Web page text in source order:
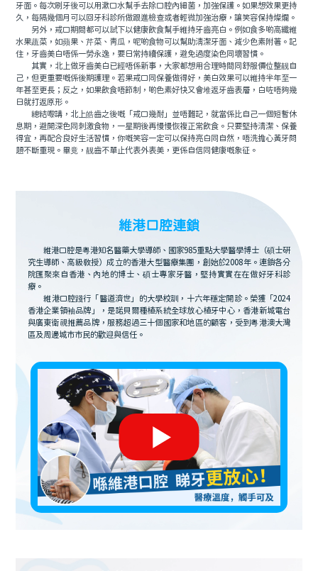
牙面。每次刷牙後可以用漱口水幫手去除口腔內細菌，加強保護。如果想效果更持
久，每隔幾個月可以回牙科診所做跟進檢查或者輕微加強治療，讓笑容保持燦爛。
另外，戒口期間都可以試下以健康飲食幫手維持牙齒亮白。例如食多啲高纖維
水果蔬菜，如蘋果、芹菜、青瓜，呢啲食物可以幫助清潔牙面、減少色素附著。記
住，牙齒美白唔係一勞永逸，要日常持續保護，避免過度染色同壞習慣。
其實，北上做牙齒美白已經唔係新事，大家都想用合理時間同舒服價位整靓自
己，但更重要嘅係後期護理。若果戒口同保養做得好，美白效果可以維持半年至一
年甚至更長；反之，如果飲食唔節制，啲色素好快又會堆返牙齒表層，白咗唔夠幾
日就打返原形。
總結嚟講，北上皓齒之後嘅「戒口幾耐」並唔難記，就當係比自己一個短暫休
息期，避開深色同刺激食物，一星期後再慢慢恢複正常飲食。只要堅持清潔、保養
得宜，再配合良好生活習慣，你嘅笑容一定可以保持亮白同自然，唔洗擔心黃牙問
題不斷重現。畢竟，靓齒不單止代表外表美，更係自信同健康嘅象征。
維港口腔連鎖
維港口腔是粵港知名醫藥大學導師、國家985重點大學醫學博士（碩士研
究生導師、高級教授）成立的香港大型醫療集團，創始於2008年。連鎖各分
院匯聚來自香港、內地的博士、碩士專家牙醫，堅持實實在在做好牙科診
療。
維港口腔踐行「醫道濟世」的大學校訓，十六年穩定開診。榮獲「2024
香港企業領袖品牌」，是諾貝爾種植系統全球放心植牙中心，香港新城電台
與廣東衛視推薦品牌，服務超過三十個國家和地區的顧客，受到粵港澳大灣
區及周邊城市市民的歡迎與信任。